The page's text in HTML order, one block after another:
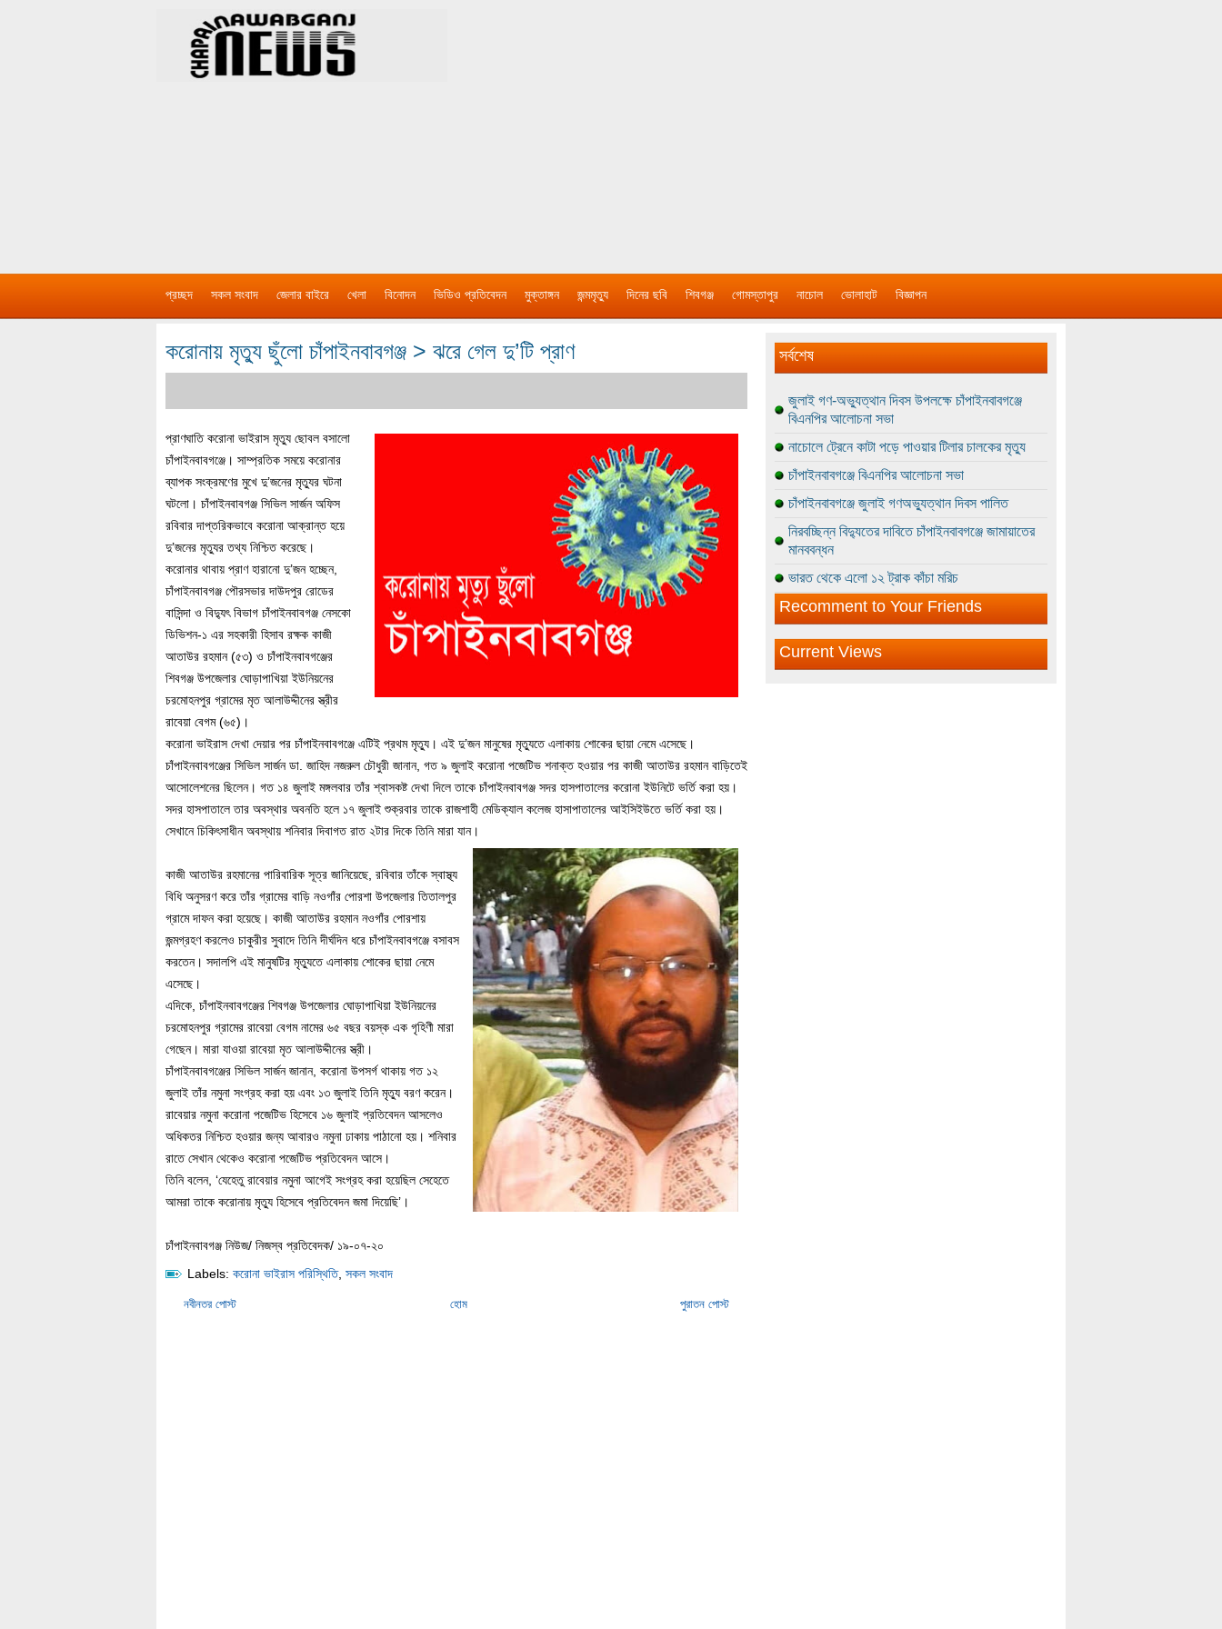
প্রচ্ছদ সকল সংবাদ জেলার বাইরে খেলা বিনোদন ভিডিও প্রতিবেদন মুক্তাঙ্গন জন্মমৃত্যু দিনের ছবি শিবগঞ্জ গোমস্তাপুর নাচোল ভোলাহাট বিজ্ঞাপন
করোনায় মৃত্যু ছুঁলো চাঁপাইনবাবগঞ্জ > ঝরে গেল দু’টি প্রাণ
প্রাণঘাতি করোনা ভাইরাস মৃত্যু ছোবল বসালো
চাঁপাইনবাবগঞ্জে। সাম্প্রতিক সময়ে করোনার
ব্যাপক সংক্রমণের মুখে দু’জনের মৃত্যুর ঘটনা
ঘটলো। চাঁপাইনবাবগঞ্জ সিভিল সার্জন অফিস
রবিবার দাপ্তরিকভাবে করোনা আক্রান্ত হয়ে
দু’জনের মৃত্যুর তথ্য নিশ্চিত করেছে।
করোনার থাবায় প্রাণ হারানো দু’জন হচ্ছেন,
চাঁপাইনবাবগঞ্জ পৌরসভার দাউদপুর রোডের
বাসিন্দা ও বিদ্যুৎ বিভাগ চাঁপাইনবাবগঞ্জ নেসকো
ডিভিশন-১ এর সহকারী হিসাব রক্ষক কাজী
আতাউর রহমান (৫৩) ও চাঁপাইনবাবগঞ্জের
শিবগঞ্জ উপজেলার ঘোড়াপাখিয়া ইউনিয়নের
চরমোহনপুর গ্রামের মৃত আলাউদ্দীনের স্ত্রীর
রাবেয়া বেগম (৬৫)।
করোনা ভাইরাস দেখা দেয়ার পর চাঁপাইনবাবগঞ্জে এটিই প্রথম মৃত্যু। এই দু’জন মানুষের মৃত্যুতে এলাকায় শোকের ছায়া নেমে এসেছে।
চাঁপাইনবাবগঞ্জের সিভিল সার্জন ডা. জাহিদ নজরুল চৌধুরী জানান, গত ৯ জুলাই করোনা পজেটিভ শনাক্ত হওয়ার পর কাজী আতাউর রহমান বাড়িতেই
আসোলেশনের ছিলেন। গত ১৪ জুলাই মঙ্গলবার তাঁর শ্বাসকষ্ট দেখা দিলে তাকে চাঁপাইনবাবগঞ্জ সদর হাসপাতালের করোনা ইউনিটে ভর্তি করা হয়।
সদর হাসপাতালে তার অবস্থার অবনতি হলে ১৭ জুলাই শুক্রবার তাকে রাজশাহী মেডিক্যাল কলেজ হাসাপাতালের আইসিইউতে ভর্তি করা হয়।
সেখানে চিকিৎসাধীন অবস্থায় শনিবার দিবাগত রাত ২টার দিকে তিনি মারা যান।
কাজী আতাউর রহমানের পারিবারিক সূত্র জানিয়েছে, রবিবার তাঁকে স্বাস্থ্য
বিধি অনুসরণ করে তাঁর গ্রামের বাড়ি নওগাঁর পোরশা উপজেলার তিতালপুর
গ্রামে দাফন করা হয়েছে। কাজী আতাউর রহমান নওগাঁর পোরশায়
জন্মগ্রহণ করলেও চাকুরীর সুবাদে তিনি দীর্ঘদিন ধরে চাঁপাইনবাবগঞ্জে বসাবস
করতেন। সদালপি এই মানুষটির মৃত্যুতে এলাকায় শোকের ছায়া নেমে
এসেছে।
এদিকে, চাঁপাইনবাবগঞ্জের শিবগঞ্জ উপজেলার ঘোড়াপাখিয়া ইউনিয়নের
চরমোহনপুর গ্রামের রাবেয়া বেগম নামের ৬৫ বছর বয়স্ক এক গৃহিণী মারা
গেছেন। মারা যাওয়া রাবেয়া মৃত আলাউদ্দীনের স্ত্রী।
চাঁপাইনবাবগঞ্জের সিভিল সার্জন জানান, করোনা উপসর্গ থাকায় গত ১২
জুলাই তাঁর নমুনা সংগ্রহ করা হয় এবং ১৩ জুলাই তিনি মৃত্যু বরণ করেন।
রাবেয়ার নমুনা করোনা পজেটিভ হিসেবে ১৬ জুলাই প্রতিবেদন আসলেও
অধিকতর নিশ্চিত হওয়ার জন্য আবারও নমুনা ঢাকায় পাঠানো হয়। শনিবার
রাতে সেখান থেকেও করোনা পজেটিভ প্রতিবেদন আসে।
তিনি বলেন, ‘যেহেতু রাবেয়ার নমুনা আগেই সংগ্রহ করা হয়েছিল সেহেতে
আমরা তাকে করোনায় মৃত্যু হিসেবে প্রতিবেদন জমা দিয়েছি’।
চাঁপাইনবাবগঞ্জ নিউজ/ নিজস্ব প্রতিবেদক/ ১৯-০৭-২০
Labels: করোনা ভাইরাস পরিস্থিতি, সকল সংবাদ
নবীনতর পোস্ট পুরাতন পোস্ট
হোম
সর্বশেষ
জুলাই গণ-অভ্যুত্থান দিবস উপলক্ষে চাঁপাইনবাবগঞ্জে
বিএনপির আলোচনা সভা
নাচোলে ট্রেনে কাটা পড়ে পাওয়ার টিলার চালকের মৃত্যু
চাঁপাইনবাবগঞ্জে বিএনপির আলোচনা সভা
চাঁপাইনবাবগঞ্জে জুলাই গণঅভ্যুত্থান দিবস পালিত
নিরবচ্ছিন্ন বিদ্যুতের দাবিতে চাঁপাইনবাবগঞ্জে জামায়াতের
মানববন্ধন
ভারত থেকে এলো ১২ ট্রাক কাঁচা মরিচ
Recomment to Your Friends
Current Views